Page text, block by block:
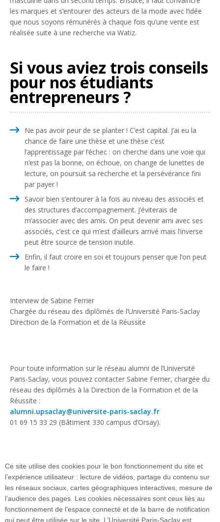
les marques et s’entourer des acteurs de la mode avec l’idée
que nous soyons rémunérés à chaque fois qu’une vente est
réalisée suite à une recherche via Watiz.
Si vous aviez trois conseils
pour nos étudiants
entrepreneurs ?
Ne pas avoir peur de se planter ! C’est capital. J’ai eu la
chance de faire une thèse et une thèse c’est
l’apprentissage par l’échec : on cherche dans une voie qui
n’est pas la bonne, on échoue, on change de lunettes de
lecture, on poursuit sa recherche et la persévérance fini
par payer !
Savoir bien s’entourer à la fois au niveau des associés et
des structures d’accompagnement. J’éviterais de
m’associer avec des amis. On peut devenir ami avec ses
associés, c’est ce qui m’est d’ailleurs arrivé mais l’inverse
peut être source de tension inutile.
Enfin, il faut croire en soi et toujours penser que l’on peut
le faire !
Interview de Sabine Ferrier
Chargée du réseau des diplômés de l’Université Paris-Saclay
Direction de la Formation et de la Réussite
Pour toute information sur le réseau alumni de l’Université
Paris-Saclay, vous pouvez contacter Sabine Ferrier, chargée du
réseau des diplômés à la Direction de la Formation et de la
Réussite :
alumni.upsaclay@universite-paris-saclay.fr
01 69 15 33 29 (Bâtiment 330 campus d’Orsay).
Plan du site
Ce site utilise des cookies pour le bon fonctionnement du site et
l’expérience utilisateur : lecture de vidéos, partage du contenu sur
les réseaux sociaux, cartes géographiques interactives, mesure de
l’audience des pages. Les cookies nécessaires sont ceux liés au
fonctionnement de l'espace connecté et de la barre de notification
qui peut être utilisée sur le site. L’Université Paris-Saclay est